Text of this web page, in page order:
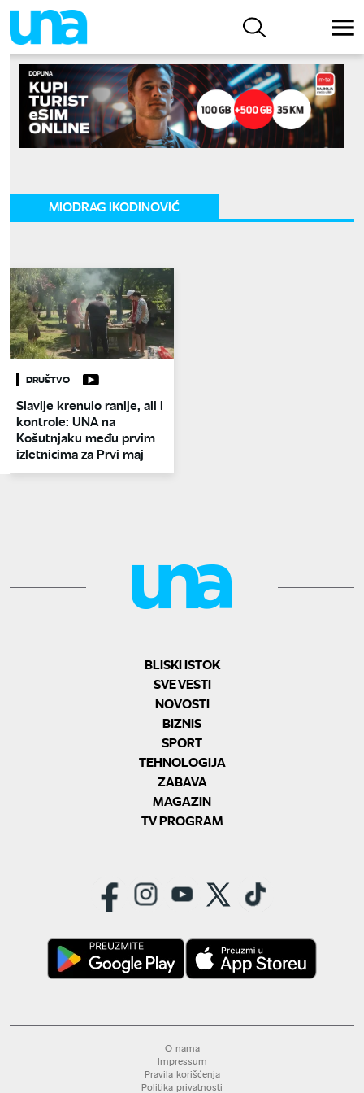
MIODRAG IKODINOVIĆ
DRUŠTVO
Slavlje krenulo ranije, ali i
kontrole: UNA na
Košutnjaku među prvim
izletnicima za Prvi maj
BLISKI ISTOK
SVE VESTI
NOVOSTI
BIZNIS
SPORT
TEHNOLOGIJA
ZABAVA
MAGAZIN
TV PROGRAM
O nama
Impressum
Pravila korišćenja
Politika privatnosti